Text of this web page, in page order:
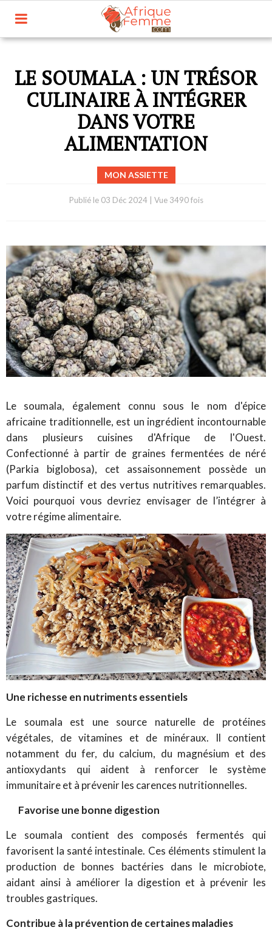
LE SOUMALA : UN TRÉSOR
CULINAIRE À INTÉGRER
DANS VOTRE
ALIMENTATION
MON ASSIETTE
Publié le 03 Déc 2024| Vue 3490 fois
Le soumala, également connu sous le nom d'épice
africaine traditionnelle, est un ingrédient incontournable
dans plusieurs cuisines d'Afrique de l'Ouest.
Confectionné à partir de graines fermentées de néré
(Parkia biglobosa), cet assaisonnement possède un
parfum distinctif et des vertus nutritives remarquables.
Voici pourquoi vous devriez envisager de l’intégrer à
votre régime alimentaire.
Une richesse en nutriments essentiels
Le soumala est une source naturelle de protéines
végétales, de vitamines et de minéraux. Il contient
notamment du fer, du calcium, du magnésium et des
antioxydants qui aident à renforcer le système
immunitaire et à prévenir les carences nutritionnelles.
Favorise une bonne digestion
Le soumala contient des composés fermentés qui
favorisent la santé intestinale. Ces éléments stimulent la
production de bonnes bactéries dans le microbiote,
aidant ainsi à améliorer la digestion et à prévenir les
troubles gastriques.
Contribue à la prévention de certaines maladies